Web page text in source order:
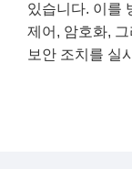
있습니다. 이를
제어, 암호화,
보안 조치를 실